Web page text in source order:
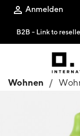
 Anmelden
B2B - Link to
Wohnen